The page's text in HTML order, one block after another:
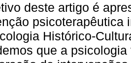
deste artigo é
psicoterapêutica
Histórico-
que a